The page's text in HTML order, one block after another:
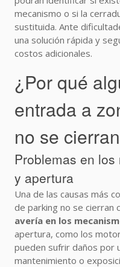
mecanismo o si la
sustituida. Ante
una solución rápida y
costos adicionales.
¿Por qué
entrada a
no se
Problemas en
y apertura
Una de las causas más
de parking no se cierran
avería en los
apertura, como los
pueden sufrir daños por
mantenimiento o